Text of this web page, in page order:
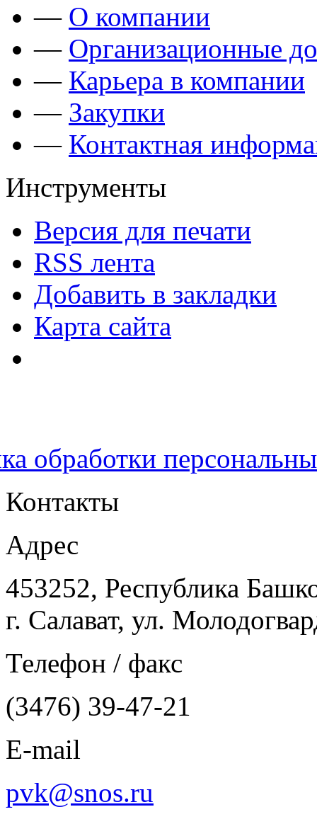
— О компании
— Организационные
— Карьера в компании
— Закупки
— Контактная
Инструменты
Версия для печати
RSS лента
Добавить в закладки
Карта сайта
обработки
Контакты
Адрес
453252, Республика
г. Салават, ул.
Телефон / факс
(3476) 39-47-21
E-mail
pvk@snos.ru